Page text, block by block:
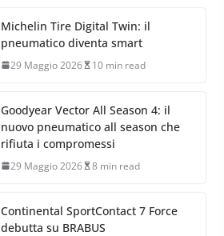
Michelin Tire Digital Twin: il
pneumatico diventa smart
29 Maggio 2026 10 min read
Goodyear Vector All Season 4: il
nuovo pneumatico all season che
rifiuta i compromessi
29 Maggio 2026 8 min read
Continental SportContact 7 Force
debutta su BRABUS